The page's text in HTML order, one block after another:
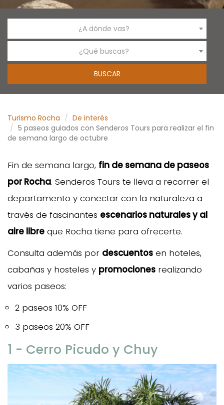
¿A dónde vas?
¿Qué buscas?
Turismo Rocha
De interés
5 paseos guiados con Senderos Tours para realizar el fin
de semana largo de octubre
Fin de semana largo, fin de semana de paseos
por Rocha. Senderos Tours te lleva a recorrer el
departamento y conectar con la naturaleza a
través de fascinantes escenarios naturales y al
aire libre que Rocha tiene para ofrecerte.
Consulta además por descuentos en hoteles,
cabañas y hosteles y promociones realizando
varios paseos:
2 paseos 10% OFF
3 paseos 20% OFF
1 - Cerro Picudo y Chuy